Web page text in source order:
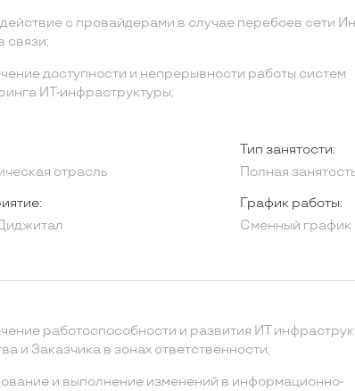
с провайдерами в случае перебоев сети
связи;
доступности и непрерывности работы систем
ИТ-инфраструктуры;
отрасль
Тип занятости:
Полная
График работы:
Сменный график
работоспособности и развития ИТ
и Заказчика в зонах ответственности;
и выполнение изменений в информационно-